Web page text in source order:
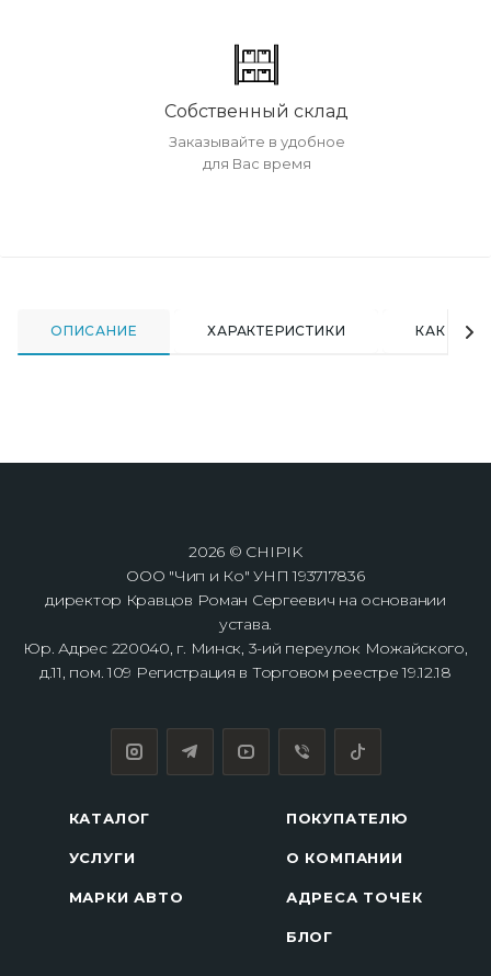
Собственный склад
Заказывайте в удобное
для Вас время
ОПИСАНИЕ ХАРАКТЕРИСТИКИ КАК
2026 © CHIPIK
ООО "Чип и Ко" УНП 193717836
директор Кравцов Роман Сергеевич на основании
устава.
Юр. Адрес 220040, г. Минск, 3-ий переулок Можайского,
д.11, пом. 109 Регистрация в Торговом реестре 19.12.18
КАТАЛОГ
УСЛУГИ
МАРКИ АВТО
ПОКУПАТЕЛЮ
О КОМПАНИИ
АДРЕСА ТОЧЕК
БЛОГ